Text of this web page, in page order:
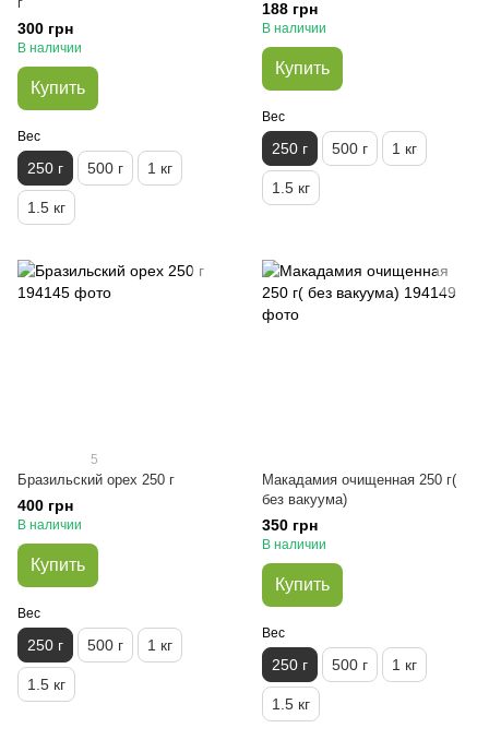
300 грн
В наличии
Купить
Вес
250 г 500 г 1 кг
1.5 кг
188 грн
В наличии
Купить
Вес
250 г 500 г 1 кг
1.5 кг
5
Бразильский орех 250 г
400 грн
В наличии
Купить
Вес
250 г 500 г 1 кг
1.5 кг
Макадамия очищенная 250 г(
без вакуума)
350 грн
В наличии
Купить
Вес
250 г 500 г 1 кг
1.5 кг